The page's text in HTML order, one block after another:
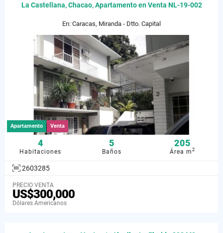
La Castellana, Chacao, Apartamento en Venta NL-19-002
En: Caracas, Miranda - Dtto. Capital
Apartamento Venta
4
Habitaciones
5
Baños
205
Área m2
2603285
PRECIO VENTA
US$300,000
Dólares Americanos